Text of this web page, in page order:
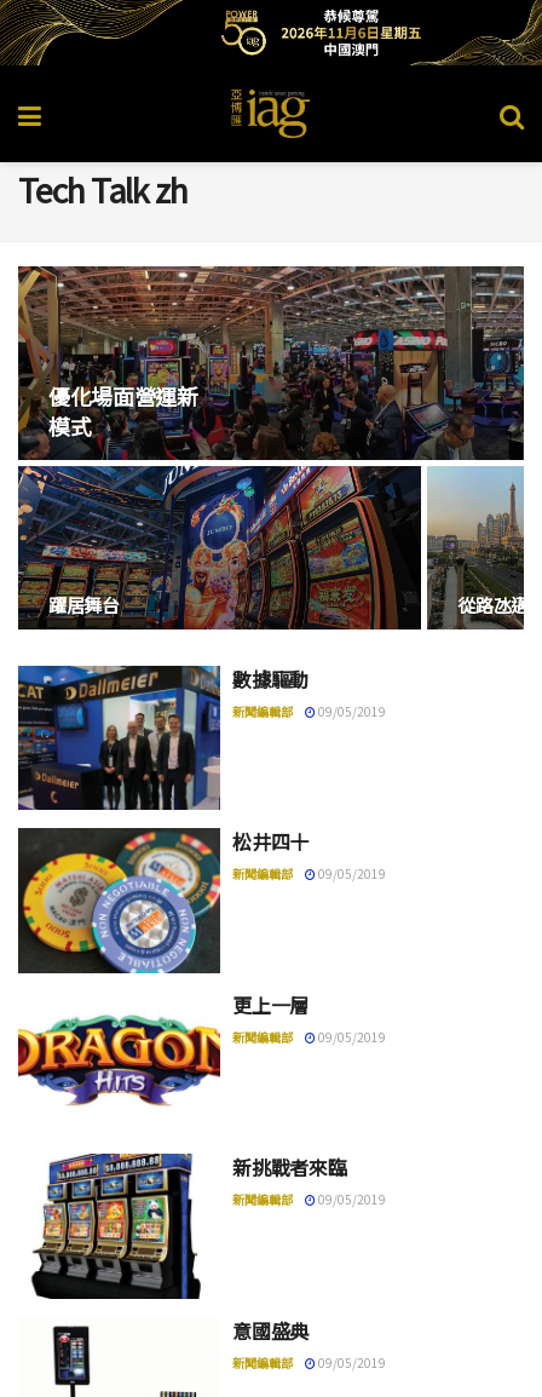
Tech Talk zh
優化場面營運新
模式
躍居舞台 從路氹邁
數據驅動
新聞編輯部 09/05/2019
松井四十
新聞編輯部 09/05/2019
更上一層
新聞編輯部 09/05/2019
新挑戰者來臨
新聞編輯部 09/05/2019
意國盛典
新聞編輯部 09/05/2019